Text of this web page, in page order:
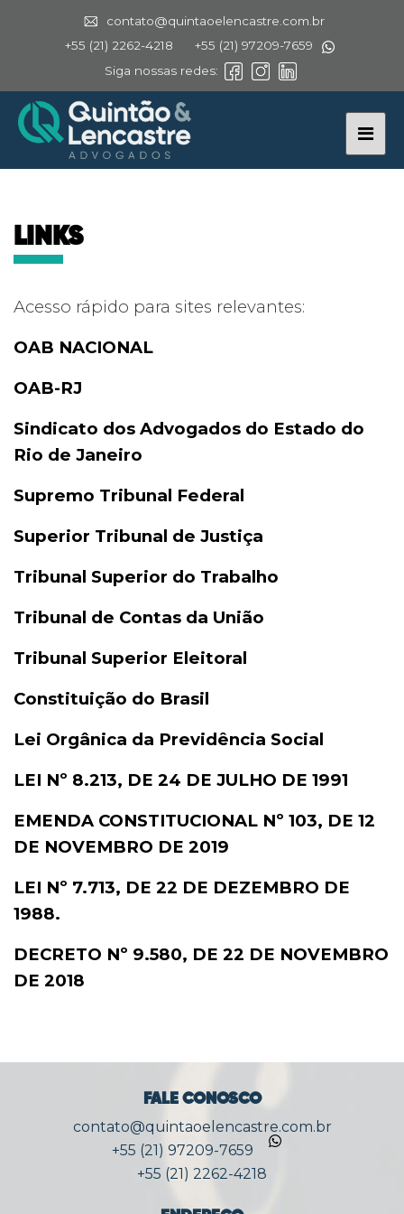
contato@quintaoelencastre.com.br
+55 (21) 2262-4218
+55 (21) 97209-7659
Siga nossas redes:
LINKS
Acesso rápido para sites relevantes:
OAB NACIONAL
OAB-RJ
Sindicato dos Advogados do Estado do
Rio de Janeiro
Supremo Tribunal Federal
Superior Tribunal de Justiça
Tribunal Superior do Trabalho
Tribunal de Contas da União
Tribunal Superior Eleitoral
Constituição do Brasil
Lei Orgânica da Previdência Social
LEI Nº 8.213, DE 24 DE JULHO DE 1991
EMENDA CONSTITUCIONAL Nº 103, DE 12
DE NOVEMBRO DE 2019
LEI Nº 7.713, DE 22 DE DEZEMBRO DE
1988.
DECRETO Nº 9.580, DE 22 DE NOVEMBRO
DE 2018
FALE CONOSCO
contato@quintaoelencastre.com.br
+55 (21) 97209-7659
+55 (21) 2262-4218